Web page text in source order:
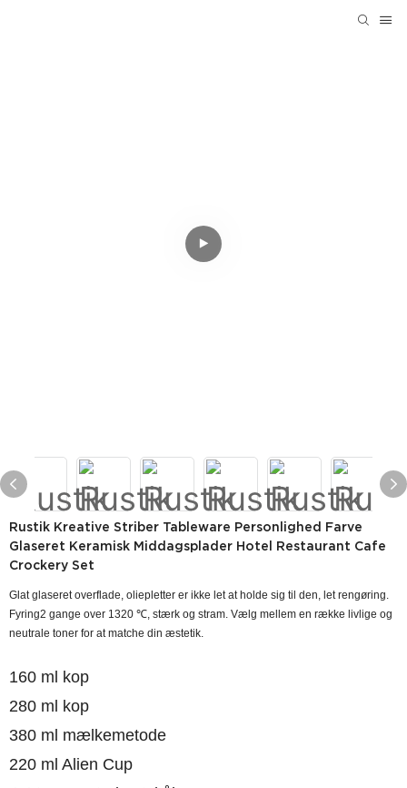
Rustik Kreative Striber Tableware Personlighed Farve
Glaseret Keramisk Middagsplader Hotel Restaurant Cafe
Crockery Set
Glat glaseret overflade, oliepletter er ikke let at holde sig til den, let rengøring.
Fyring2 gange over 1320 ℃, stærk og stram. Vælg mellem en række livlige og
neutrale toner for at matche din æstetik.
160 ml kop
280 ml kop
380 ml mælkemetode
220 ml Alien Cup